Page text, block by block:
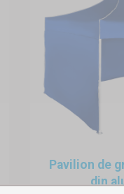
Pavilion de
din